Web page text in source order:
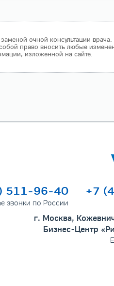
очной консультации
право вносить любые
изложенной на сайте.
511-96-40
звонки по России
+7
г. Москва,
Бизнес-Центр